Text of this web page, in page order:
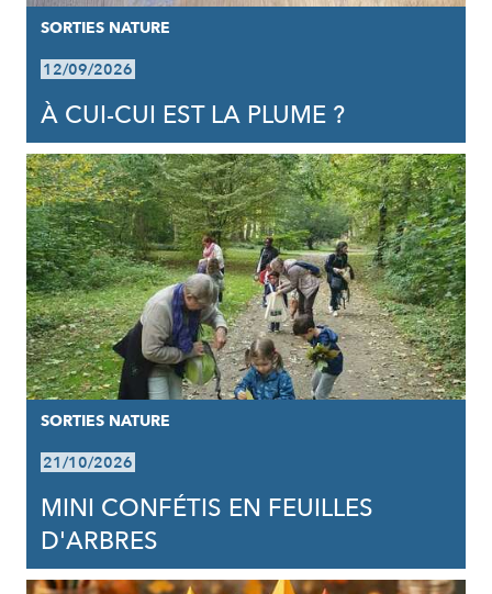
SORTIES NATURE
12/09/2026
À CUI-CUI EST LA PLUME ?
SORTIES NATURE
21/10/2026
MINI CONFÉTIS EN FEUILLES
D'ARBRES